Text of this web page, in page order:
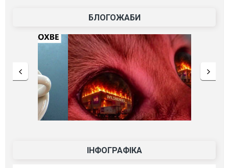
БЛОГОЖАБИ
ІНФОГРАФІКА